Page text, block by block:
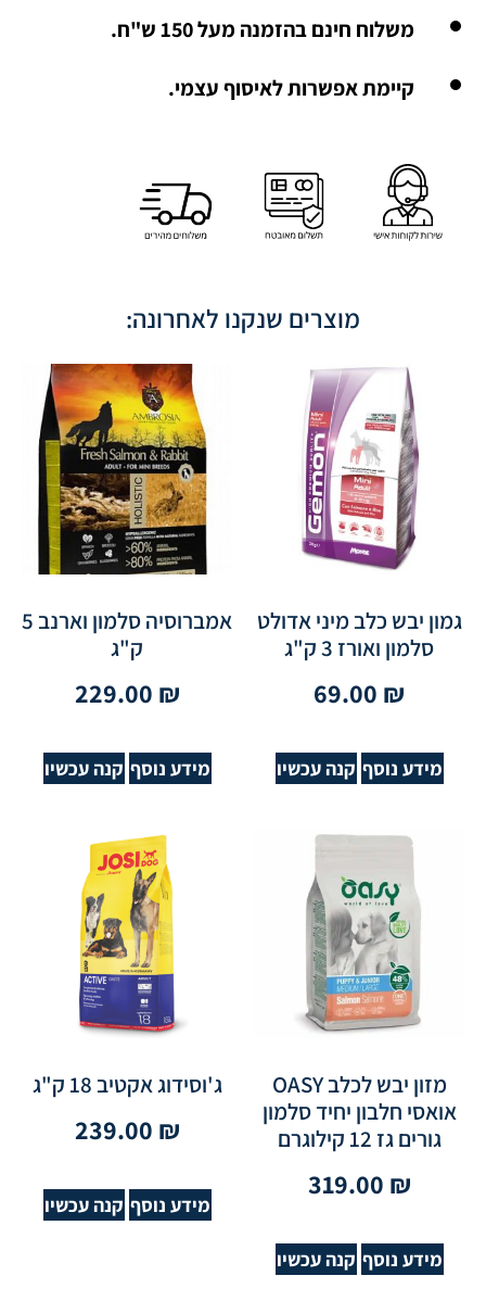
משלוח חינם בהזמנה מעל 150 ש"ח.
קיימת אפשרות לאיסוף עצמי.
מוצרים שנקנו לאחרונה:
גמון יבש כלב מיני אדולט
סלמון ואורז 3 ק"ג
69.00 ₪
מידע נוסף קנה עכשיו
אמברוסיה סלמון וארנב 5
ק"ג
229.00 ₪
מידע נוסף קנה עכשיו
מזון יבש לכלב OASY
אואסי חלבון יחיד סלמון
גורים גז 12 קילוגרם
319.00 ₪
מידע נוסף קנה עכשיו
ג'וסידוג אקטיב 18 ק"ג
239.00 ₪
מידע נוסף קנה עכשיו